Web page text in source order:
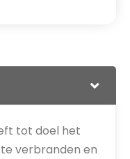
tot doel het
verbranden en